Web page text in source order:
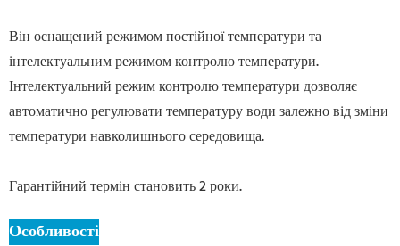
Він оснащений режимом постійної температури та
інтелектуальним режимом контролю температури.
Інтелектуальний режим контролю температури дозволяє
автоматично регулювати температуру води залежно від зміни
температури навколишнього середовища.
Гарантійний термін становить 2 роки.
Особливості